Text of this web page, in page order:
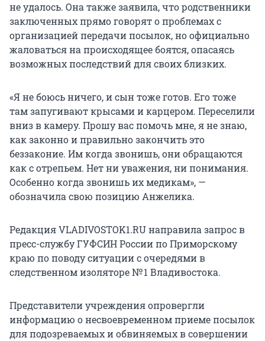
не удалось. Она также заявила, что родственники
заключенных прямо говорят о проблемах с
организацией передачи посылок, но официально
жаловаться на происходящее боятся, опасаясь
возможных последствий для своих близких.
«Я не боюсь ничего, и сын тоже готов. Его тоже
там запугивают крысами и карцером. Переселили
вниз в камеру. Прошу вас помочь мне, я не знаю,
как законно и правильно закончить это
беззаконие. Им когда звонишь, они обращаются
как с отрепьем. Нет ни уважения, ни понимания.
Особенно когда звонишь их медикам», —
обозначила свою позицию Анжелика.
Редакция VLADIVOSTOK1.RU направила запрос в
пресс-службу ГУФСИН России по Приморскому
краю по поводу ситуации с очередями в
следственном изоляторе № 1 Владивостока.
Представители учреждения опровергли
информацию о несвоевременном приеме посылок
для подозреваемых и обвиняемых в совершении